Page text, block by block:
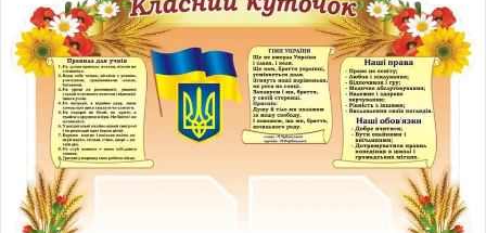
СТЕНДИ ДЛЯ КАБІНЕТІВ
СТЕНДИ ДЛЯ ШКОЛИ
ІНШЕ